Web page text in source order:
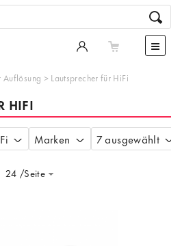
Auflösung > Lautsprecher für HiFi
HIFI
Marken 7 ausgewählt
24 /Seite